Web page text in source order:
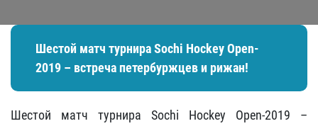
Шестой матч турнира Sochi Hockey Open-
2019 – встреча петербуржцев и рижан!
Шестой матч турнира Sochi Hockey Open-2019 –